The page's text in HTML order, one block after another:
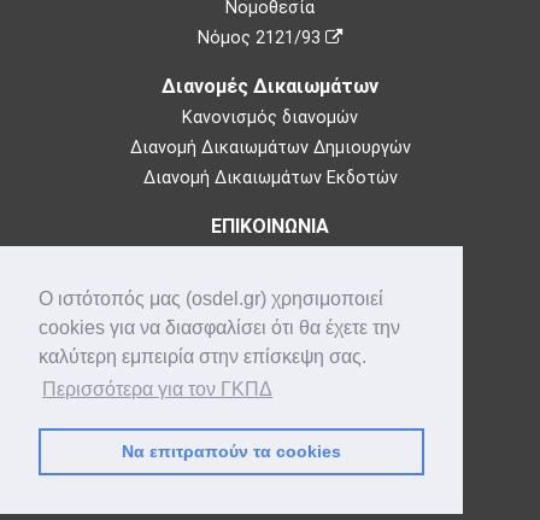
Ο ιστότοπός μας (osdel.gr) χρησιμοποιεί
cookies για να διασφαλίσει ότι θα έχετε την
καλύτερη εμπειρία στην επίσκεψη σας.
Περισσότερα για τον ΓΚΠΔ
Να επιτραπούν τα cookies
Νομοθεσία
Νόμος 2121/93
Διανομές Δικαιωμάτων
Κανονισμός διανομών
Διανομή Δικαιωμάτων Δημιουργών
Διανομή Δικαιωμάτων Εκδοτών
ΕΠΙΚΟΙΝΩΝΙΑ
Τηλ: 210-3849100
e-mail:
info@osdel.gr
Προσωπικά Δεδομένα
ΟΣΔΕΛ © 2017 - 2026 all rights reserved